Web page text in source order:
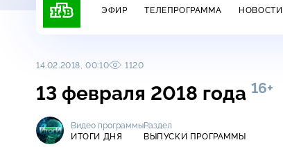
ЭФИР ТЕЛЕПРОГРАММА НОВОСТИ
14.02.2018, 00:10 1120
13 февраля 2018 года 16+
Видео программы
ИТОГИ ДНЯ
Раздел
ВЫПУСКИ ПРОГРАММЫ